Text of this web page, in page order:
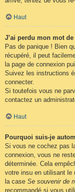
Haut
J’ai perdu mon mot de
Pas de panique ! Bien
récupéré, il peut
la page de connexion
Suivez les instructions
connecter.
Si toutefois vous ne
contactez un
Haut
Pourquoi suis-je
Si vous ne cochez pas
connexion, vous ne
déterminée. Cela
votre insu en utilisant le
la case Se souvenir de
recommandé si vous